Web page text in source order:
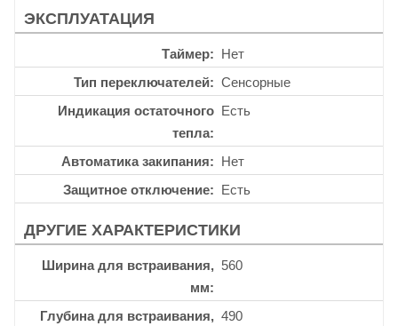
ЭКСПЛУАТАЦИЯ
Таймер
Нет
Тип переключателей
Сенсорные
Индикация остаточного
тепла
Есть
Автоматика закипания
Нет
Защитное отключение
Есть
ДРУГИЕ ХАРАКТЕРИСТИКИ
Ширина для встраивания,
мм
560
Глубина для встраивания, 490